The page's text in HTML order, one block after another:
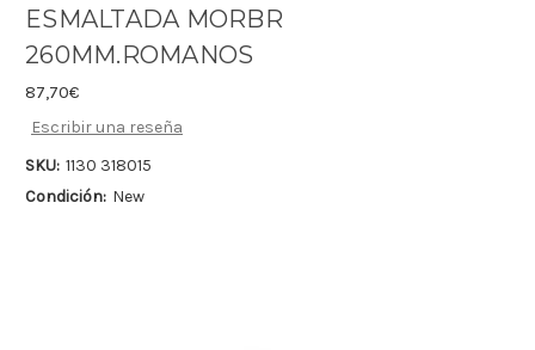
ESMALTADA MORBR
260MM.ROMANOS
87,70€
Escribir una reseña
SKU: 1130 318015
Condición: New